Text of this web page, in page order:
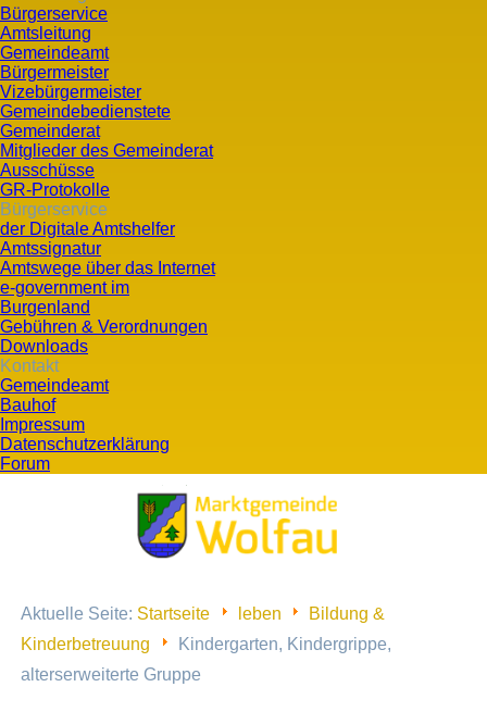
Bürgerservice
Amtsleitung
Gemeindeamt
Bürgermeister
Vizebürgermeister
Gemeindebedienstete
Gemeinderat
Mitglieder des Gemeinderat
Ausschüsse
GR-Protokolle
Bürgerservice
der Digitale Amtshelfer
Amtssignatur
Amtswege über das Internet
e-government im
Burgenland
Gebühren & Verordnungen
Downloads
Kontakt
Gemeindeamt
Bauhof
Impressum
Datenschutzerklärung
Forum
Aktuelle Seite: Startseite leben
Bildung &
Kinderbetreuung
Kindergarten, Kindergrippe,
alterserweiterte Gruppe